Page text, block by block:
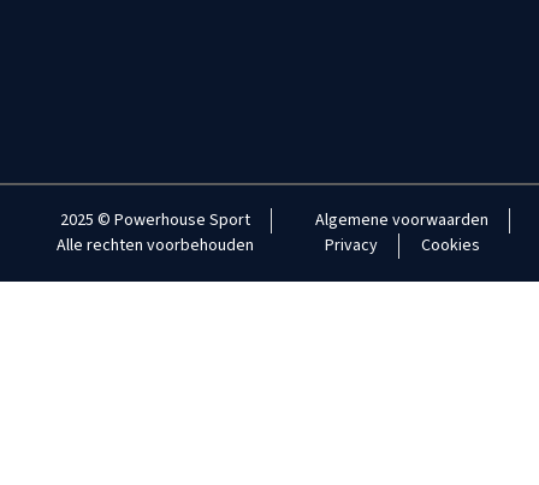
2025 © Powerhouse Sport
Alle rechten voorbehouden
Algemene voorwaarden
Privacy
Cookies